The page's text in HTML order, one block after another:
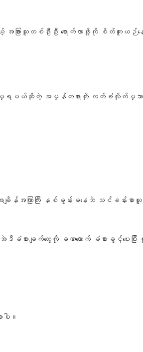
ခြားသူတစ်ဦးဦး ရောက်လာဖို့ကို စိတ်ကူးယဉ်န
းမှရမယ်ဆိုတဲ့ အမှန်တရားကို လက်ခံလိုက်မှသာ
ျိန်အကြာကြီး နစ်မွန်းမနေဘဲ သင်ခန်းစာယူ
စားချက်တွေကို ခဏလောက် ခံစားခွင့်ပေးပြီ
ါ။